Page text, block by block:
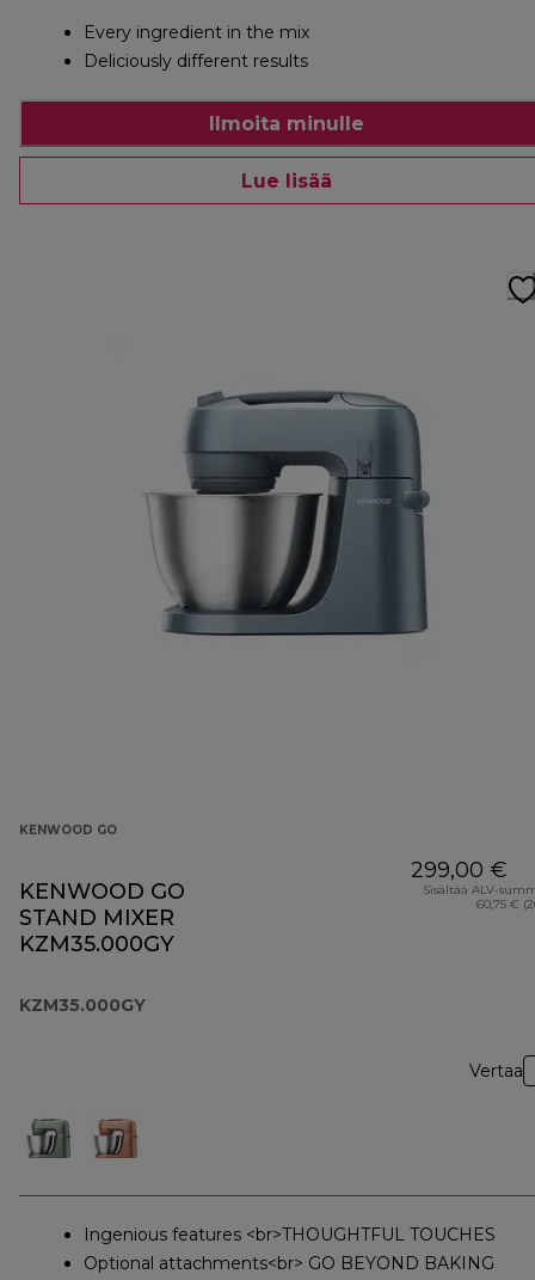
Every ingredient in the mix
Deliciously different results
Ilmoita minulle
Lue lisää
KENWOOD GO
KENWOOD GO
STAND MIXER
KZM35.000GY
KZM35.000GY
299,00 €
Sisältää ALV-
60,75 €
Vertaa
Ingenious features <br>THOUGHTFUL TOUCHES
Optional attachments<br> GO BEYOND BAKING